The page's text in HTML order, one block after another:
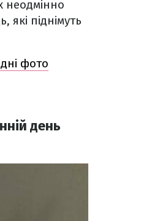
неодмінно
піднімуть
фото
день